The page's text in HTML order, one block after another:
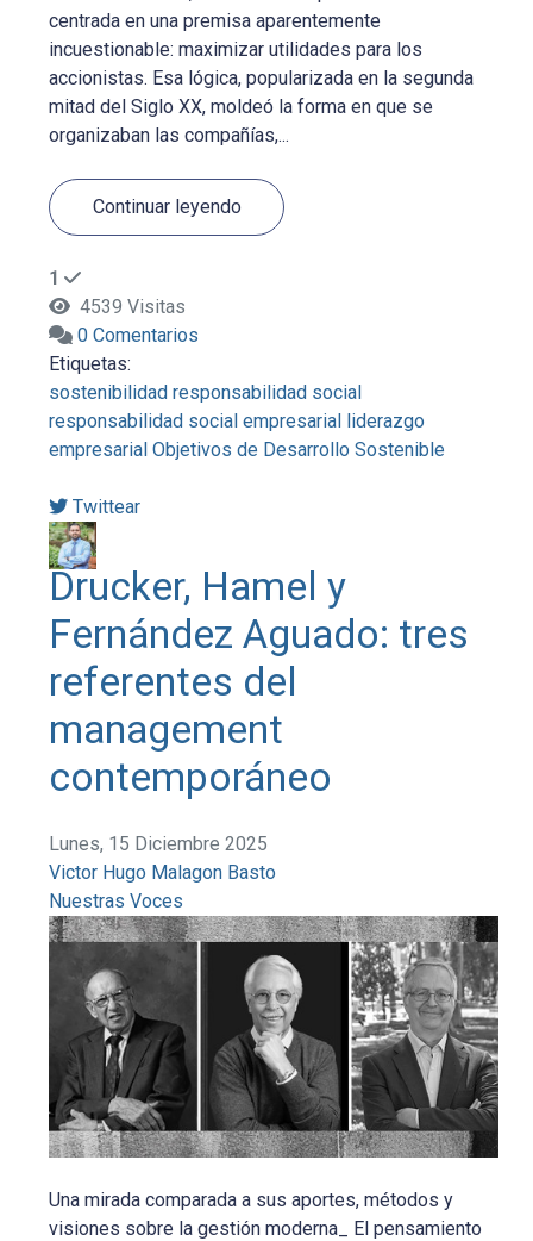
centrada en una premisa aparentemente
incuestionable: maximizar utilidades para los
accionistas. Esa lógica, popularizada en la segunda
mitad del Siglo XX, moldeó la forma en que se
organizaban las compañías,...
Continuar leyendo
1
4539 Visitas
0 Comentarios
Etiquetas:
sostenibilidad responsabilidad social
responsabilidad social empresarial liderazgo
empresarial Objetivos de Desarrollo Sostenible
Twittear
Drucker, Hamel y
Fernández Aguado: tres
referentes del
management
contemporáneo
Lunes, 15 Diciembre 2025
Victor Hugo Malagon Basto
Nuestras Voces
Una mirada comparada a sus aportes, métodos y
visiones sobre la gestión moderna_ El pensamiento